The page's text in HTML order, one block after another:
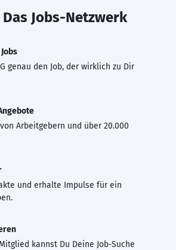
Das Jobs-Netzwerk
genau den Job, der wirklich zu Dir
Arbeitgebern und über 20.000
und erhalte Impulse für ein
kannst Du Deine Job-Suche